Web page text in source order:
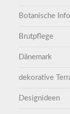
Botanische
Brutpflege
Dänemark
dekorative
Designideen